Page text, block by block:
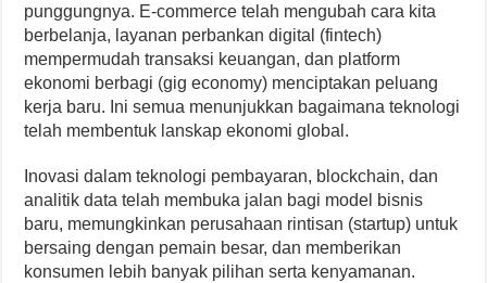
punggungnya. E-commerce telah mengubah cara kita
berbelanja, layanan perbankan digital (fintech)
mempermudah transaksi keuangan, dan platform
ekonomi berbagi (gig economy) menciptakan peluang
kerja baru. Ini semua menunjukkan bagaimana teknologi
telah membentuk lanskap ekonomi global.
Inovasi dalam teknologi pembayaran, blockchain, dan
analitik data telah membuka jalan bagi model bisnis
baru, memungkinkan perusahaan rintisan (startup) untuk
bersaing dengan pemain besar, dan memberikan
konsumen lebih banyak pilihan serta kenyamanan.